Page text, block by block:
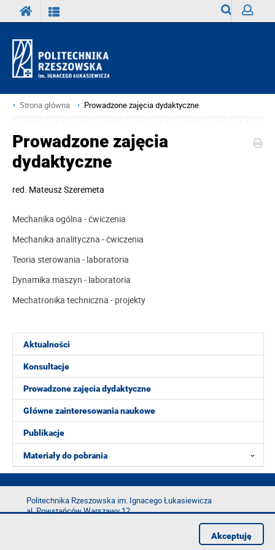
Strona główna Prowadzone zajęcia dydaktyczne
Aktualności
Konsultacje
Prowadzone zajęcia dydaktyczne
Główne zainteresowania naukowe
Publikacje
Materiały do pobrania
Prowadzone zajęcia
dydaktyczne
red. Mateusz Szeremeta
Mechanika ogólna - ćwiczenia
Mechanika analityczna - ćwiczenia
Teoria sterowania - laboratoria
Dynamika maszyn - laboratoria
Mechatronika techniczna - projekty
Politechnika Rzeszowska im. Ignacego Łukasiewicza
al. Powstańców Warszawy 12
Akceptuję